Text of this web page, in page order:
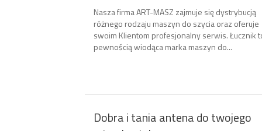
Nasza firma ART-MASZ zajmuje się dystrybucją
różnego rodzaju maszyn do szycia oraz oferuje
swoim Klientom profesjonalny serwis. Łucznik
pewnością wiodąca marka maszyn do...
Dobra i tania antena do twojego